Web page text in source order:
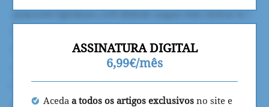
ASSINATURA DIGITAL
6,99€/mês
Aceda a todos os artigos exclusivos no site e